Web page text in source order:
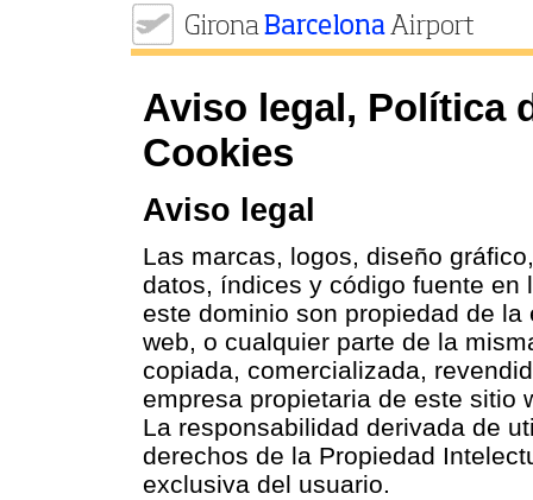
Aviso legal, Política
Cookies
Aviso legal
Las marcas, logos, diseño
datos, índices y código fuente en
este dominio son propiedad de
web, o cualquier parte de la
copiada, comercializada,
empresa propietaria de este sitio
La responsabilidad derivada de
derechos de la Propiedad
exclusiva del usuario.